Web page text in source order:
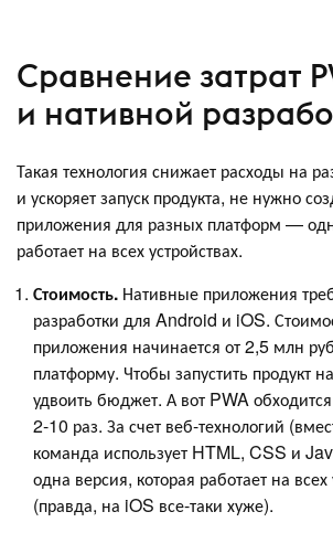
Сравнение затрат
и нативной
Такая технология снижает расходы на
и ускоряет запуск продукта, не нужно
приложения для разных платформ —
работает на всех устройствах.
Стоимость. Нативные приложения
разработки для Android и iOS.
приложения начинается от 2,5 млн
платформу. Чтобы запустить продукт
удвоить бюджет. А вот PWA
2-10 раз. За счет веб-технологий
команда использует HTML, CSS и
одна версия, которая работает на всех
(правда, на iOS все-таки хуже).